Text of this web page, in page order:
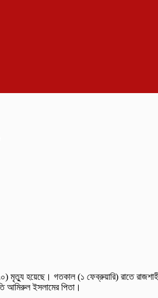
মৃত্যু হয়েছে। গতকাল (১ ফেব্রুয়ারি) রাতে
আমিরুল ইসলামের পিতা।